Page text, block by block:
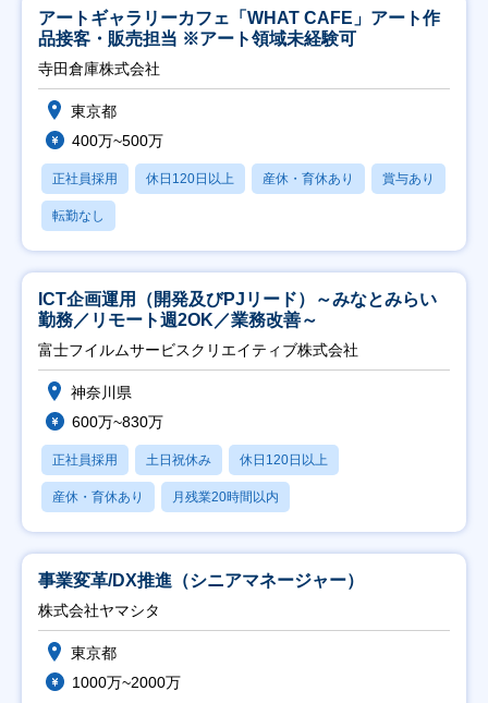
アートギャラリーカフェ「WHAT CAFE」アート作
品接客・販売担当 ※アート領域未経験可
寺田倉庫株式会社
東京都
400万~500万
正社員採用 休日120日以上 産休・育休あり 賞与あり
転勤なし
ICT企画運用（開発及びPJリード）～みなとみらい
勤務／リモート週2OK／業務改善～
富士フイルムサービスクリエイティブ株式会社
神奈川県
600万~830万
正社員採用 土日祝休み 休日120日以上
産休・育休あり 月残業20時間以内
事業変革/DX推進（シニアマネージャー）
株式会社ヤマシタ
東京都
1000万~2000万